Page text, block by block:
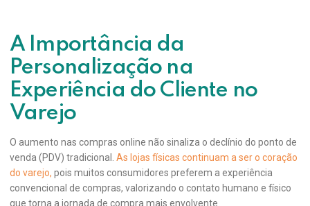
A Importância da
Personalização na
Experiência do Cliente no
Varejo
O aumento nas compras online não sinaliza o declínio do ponto de
venda (PDV) tradicional. As lojas físicas continuam a ser o coração
do varejo, pois muitos consumidores preferem a experiência
convencional de compras, valorizando o contato humano e físico
que torna a jornada de compra mais envolvente.